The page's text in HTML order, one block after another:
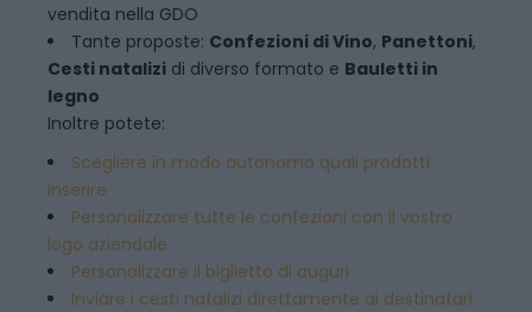
vendita nella GDO
Tante proposte: Confezioni di Vino, Panettoni,
Cesti natalizi di diverso formato e Bauletti in
legno
Inoltre potete:
Scegliere in modo autonomo quali prodotti
inserire
Personalizzare tutte le confezioni con il vostro
logo aziendale
Personalizzare il biglietto di auguri
Inviare i cesti natalizi direttamente ai destinatari